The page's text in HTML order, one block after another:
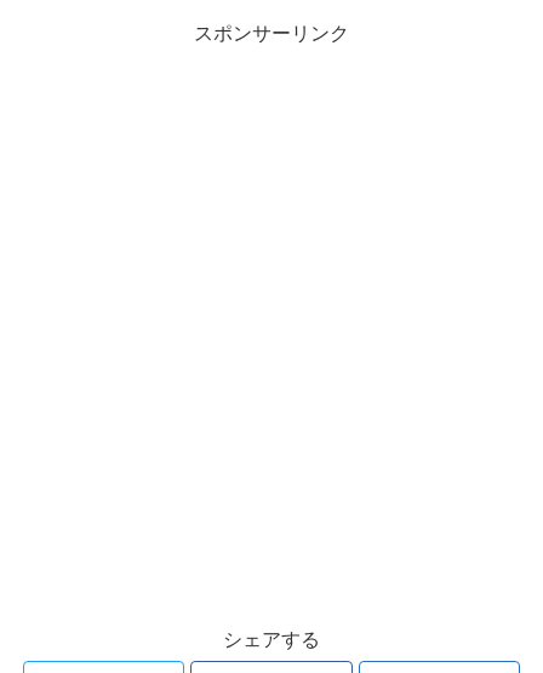
スポンサーリンク
シェアする